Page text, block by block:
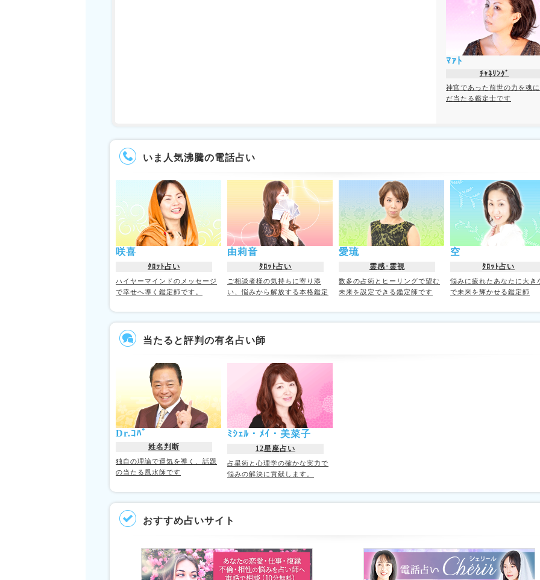
ﾏｧﾄ
ﾁｬﾈﾘﾝｸﾞ
神官であった前世の力を魂
だ当たる鑑定士です
いま人気沸騰の電話占い
咲喜
ﾀﾛｯﾄ占い
ハイヤーマインドのメッセージ
で幸せへ導く鑑定師です。
由莉音
ﾀﾛｯﾄ占い
ご相談者様の気持ちに寄り添
い、悩みから解放する本格鑑定
愛琉
霊感･霊視
数多の占術とヒーリングで望む
未来を設定できる鑑定師です
空
ﾀﾛｯﾄ占い
悩みに疲れたあなたに大き
で未来を輝かせる鑑定師
当たると評判の有名占い師
Dr.ｺﾊﾟ
姓名判断
独自の理論で運気を導く、話題
の当たる風水師です
ﾐｼｪﾙ・ﾒｲ・美菜子
12星座占い
占星術と心理学の確かな実力で
悩みの解決に貢献します。
おすすめ占いサイト